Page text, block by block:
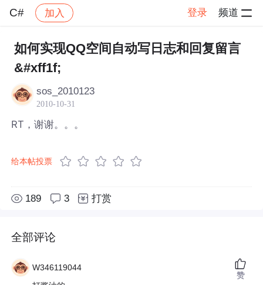
C# 加入 登录 频道
社区 C# 帖子详情
如何实现QQ空间自动写日志和回复留言
&#xff1f;
sos_2010123
2010-10-31
RT，谢谢。。。
给本帖投票
189 3 打赏
全部评论
W346119044
赞